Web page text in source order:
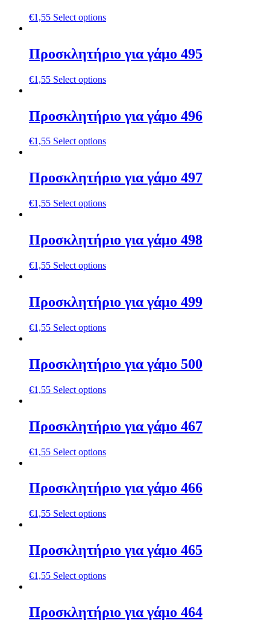
€1,55 Select options
Προσκλητήριο για γάμο 495
€1,55 Select options
Προσκλητήριο για γάμο 496
€1,55 Select options
Προσκλητήριο για γάμο 497
€1,55 Select options
Προσκλητήριο για γάμο 498
€1,55 Select options
Προσκλητήριο για γάμο 499
€1,55 Select options
Προσκλητήριο για γάμο 500
€1,55 Select options
Προσκλητήριο για γάμο 467
€1,55 Select options
Προσκλητήριο για γάμο 466
€1,55 Select options
Προσκλητήριο για γάμο 465
€1,55 Select options
Προσκλητήριο για γάμο 464